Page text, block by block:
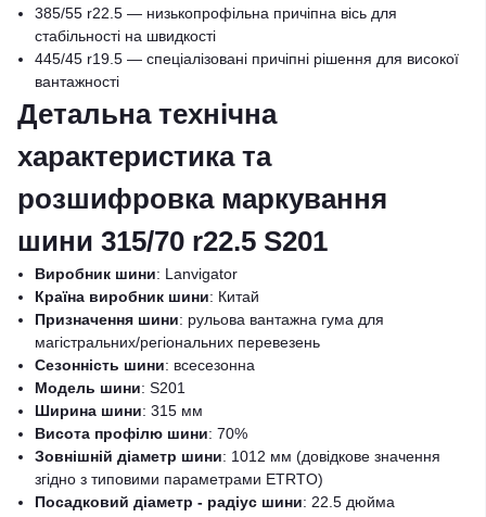
385/55 r22.5 — низькопрофільна причіпна вісь для
стабільності на швидкості
445/45 r19.5 — спеціалізовані причіпні рішення для високої
вантажності
Детальна технічна
характеристика та
розшифровка маркування
шини 315/70 r22.5 S201
Виробник шини: Lanvigator
Країна виробник шини: Китай
Призначення шини: рульова вантажна гума для
магістральних/регіональних перевезень
Сезонність шини: всесезонна
Модель шини: S201
Ширина шини: 315 мм
Висота профілю шини: 70%
Зовнішній діаметр шини: 1012 мм (довідкове значення
згідно з типовими параметрами ETRTO)
Посадковий діаметр - радіус шини: 22.5 дюйма